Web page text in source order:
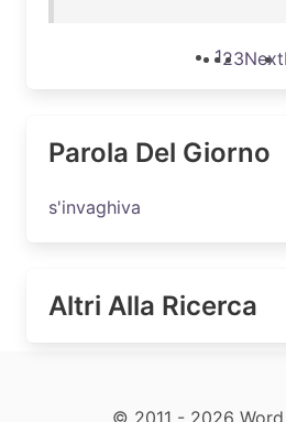
123Next
Parola Del Giorno
s'invaghiva
Altri Alla Ricerca
© 2011 - 2026 Word